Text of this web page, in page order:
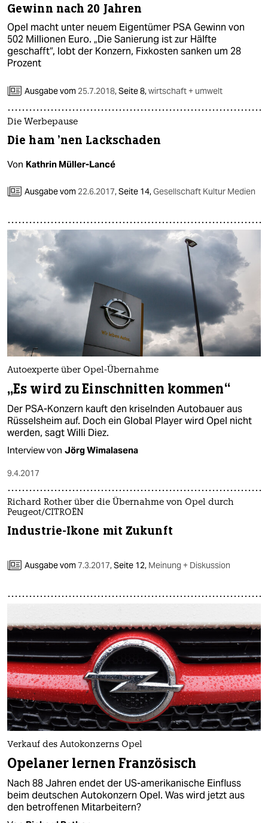
Gewinn nach 20 Jahren
Opel macht unter neuem Eigentümer PSA Gewinn von
502 Millionen Euro. „Die Sanierung ist zur Hälfte
geschafft“, lobt der Konzern, Fixkosten sanken um 28
Prozent
Ausgabe vom 25.7.2018,Seite 8,wirtschaft + umwelt
Die Werbepause
Die ham ’nen Lackschaden
Von Kathrin Müller-Lancé
Ausgabe vom 22.6.2017,Seite 14,Gesellschaft Kultur Medien
Autoexperte über Opel-Übernahme
„Es wird zu Einschnitten kommen“
Der PSA-Konzern kauft den kriselnden Autobauer aus
Rüsselsheim auf. Doch ein Global Player wird Opel nicht
werden, sagt Willi Diez.
Interview von Jörg Wimalasena
9.4.2017
Richard Rother über die Übernahme von Opel durch
Peugeot/CITROËN
Industrie-Ikone mit Zukunft
Ausgabe vom7.3.2017,Seite 12, Meinung + Diskussion
Verkauf des Autokonzerns Opel
Opelaner lernen Französisch
Nach 88 Jahren endet der US-amerikanische Einfluss
beim deutschen Autokonzern Opel. Was wird jetzt aus
den betroffenen Mitarbeitern?